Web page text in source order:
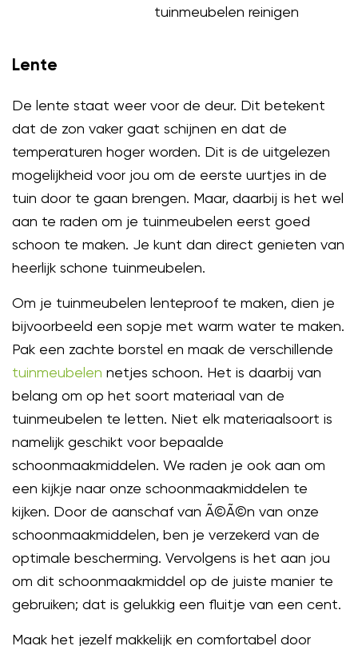
tuinmeubelen reinigen
Lente
De lente staat weer voor de deur. Dit betekent
dat de zon vaker gaat schijnen en dat de
temperaturen hoger worden. Dit is de uitgelezen
mogelijkheid voor jou om de eerste uurtjes in de
tuin door te gaan brengen. Maar, daarbij is het wel
aan te raden om je tuinmeubelen eerst goed
schoon te maken. Je kunt dan direct genieten van
heerlijk schone tuinmeubelen.
Om je tuinmeubelen lenteproof te maken, dien je
bijvoorbeeld een sopje met warm water te maken.
Pak een zachte borstel en maak de verschillende
tuinmeubelen netjes schoon. Het is daarbij van
belang om op het soort materiaal van de
tuinmeubelen te letten. Niet elk materiaalsoort is
namelijk geschikt voor bepaalde
schoonmaakmiddelen. We raden je ook aan om
een kijkje naar onze schoonmaakmiddelen te
kijken. Door de aanschaf van Ã©Ã©n van onze
schoonmaakmiddelen, ben je verzekerd van de
optimale bescherming. Vervolgens is het aan jou
om dit schoonmaakmiddel op de juiste manier te
gebruiken; dat is gelukkig een fluitje van een cent.
Maak het jezelf makkelijk en comfortabel door